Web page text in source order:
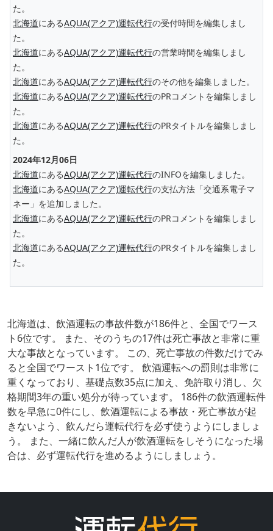
た。
北海道にあるAQUA(アクア)運転代行の受付時間を編集しまし
た。
北海道にあるAQUA(アクア)運転代行の営業時間を編集しまし
た。
北海道にあるAQUA(アクア)運転代行のその他を編集しました。
北海道にあるAQUA(アクア)運転代行のPRコメントを編集しまし
た。
北海道にあるAQUA(アクア)運転代行のPRタイトルを編集しまし
た。
2024年12月06日
北海道にあるAQUA(アクア)運転代行のINFOを編集しました。
北海道にあるAQUA(アクア)運転代行の支払方法「交通系電子マ
ネー」を追加しました。
北海道にあるAQUA(アクア)運転代行のPRコメントを編集しまし
た。
北海道にあるAQUA(アクア)運転代行のPRタイトルを編集しまし
た。
北海道は、飲酒運転の事故件数が186件と、全国でワース
ト6位です。 また、そのうちの17件は死亡事故と非常に重
大な事故となっています。 この、死亡事故の件数だけでみ
ると全国でワースト1位です。 飲酒運転への罰則は非常に
重くなっており、基礎点数35点に加え、免許取り消し、欠
格期間3年の重い処分が待っています。 186件の飲酒運転件
数を早急に0件にし、飲酒運転による事故・死亡事故が起
きないよう、飲んだら運転代行を必ず使うようにしましょ
う。 また、一緒に飲んだ人が飲酒運転をしそうになった場
合は、必ず運転代行を進めるようにしましょう。